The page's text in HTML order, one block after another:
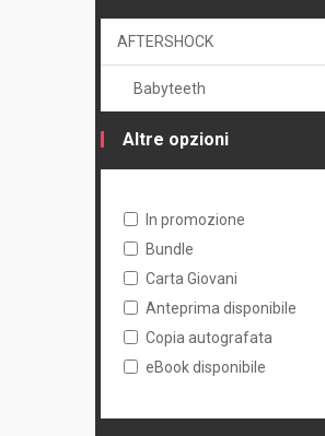
AFTERSHOCK
Babyteeth
Altre opzioni
In promozione
Bundle
Carta Giovani
Anteprima disponibile
Copia autografata
eBook disponibile